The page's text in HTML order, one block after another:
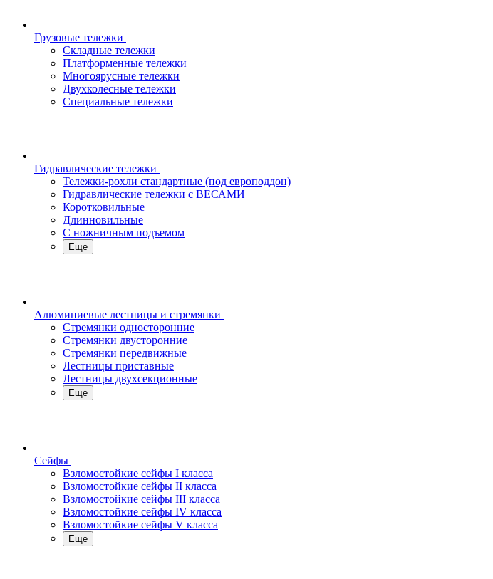
Грузовые тележки
Складные тележки
Платформенные тележки
Многоярусные тележки
Двухколесные тележки
Специальные тележки
Гидравлические тележки
Тележки-рохли стандартные (под европоддон)
Гидравлические тележки с ВЕСАМИ
Коротковильные
Длинновильные
С ножничным подъемом
Еще
Алюминиевые лестницы и стремянки
Стремянки односторонние
Стремянки двусторонние
Стремянки передвижные
Лестницы приставные
Лестницы двухсекционные
Еще
Сейфы
Взломостойкие сейфы I класса
Взломостойкие сейфы II класса
Взломостойкие сейфы III класса
Взломостойкие сейфы IV класса
Взломостойкие сейфы V класса
Еще